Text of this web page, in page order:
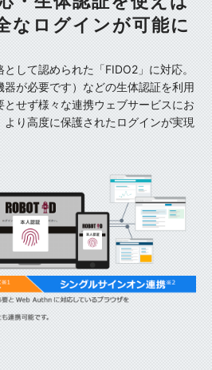
なログインが可能に
して認められた「FIDO2」に対応。
が必要です）などの生体認証を利用
とせず様々な連携ウェブサービスにお
より高度に保護されたログインが実現